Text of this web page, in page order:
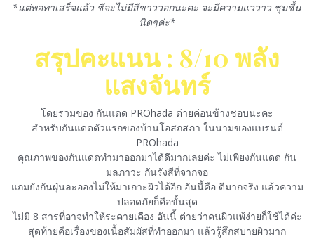
*แต่พอทาเสร็จแล้ว ชีจะไม่มีสีขาววอกนะคะ จะมีความแววาว ชุมชื้น
นิดๆค่ะ*
สรุปคะแนน : 8/10 พลัง
แสงจันทร์
โดยรวมของ กันแดด PROhada ต่ายค่อนข้างชอบนะคะ
สำหรับกันแดดตัวแรกของบ้านโอสถสภา ในนามของแบรนด์
PROhada
คุณภาพของกันแดดทำมาออกมาได้ดีมากเลยค่ะ ไม่เพียงกันแดด กัน
มลภาวะ กันรังสีที่จากจอ
แถมยังกันฝุ่นละอองไม่ให้มาเกาะผิวได้อีก อันนี้คือ ดีมากจริง แล้วความ
ปลอดภัยก็คือขั้นสุด
ไม่มี 8 สารที่อาจทำให้ระคายเคือง อันนี้ ต่ายว่าคนผิวแพ้ง่ายก็ใช้ได้ค่ะ
สุดท้ายคือเรื่องของเนื้อสัมผัสที่ทำออกมา แล้วรู้สึกสบายผิวมาก